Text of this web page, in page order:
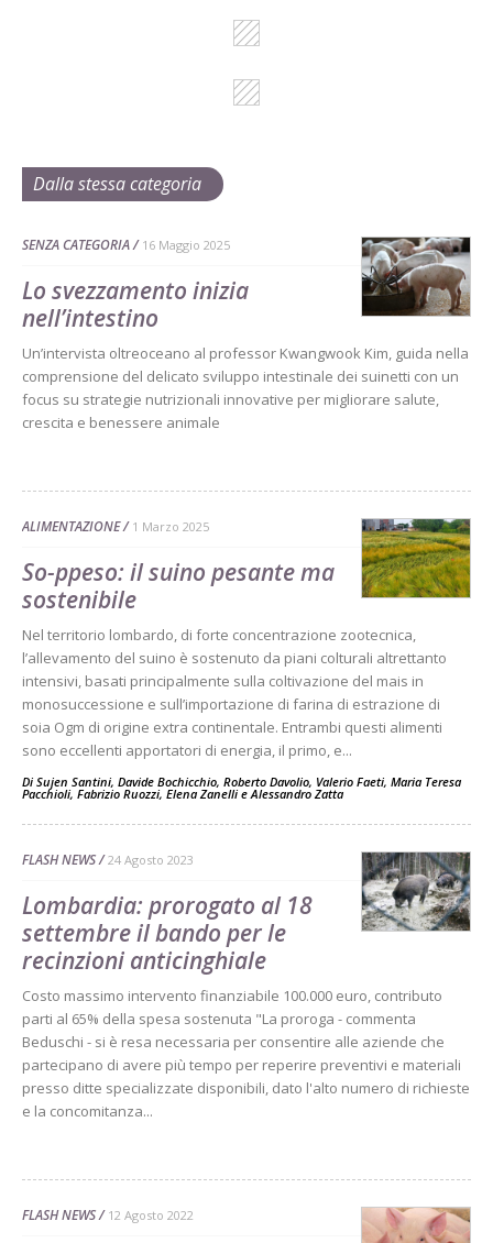
Dalla stessa categoria
SENZA CATEGORIA 16 Maggio 2025
Lo svezzamento inizia
nell’intestino
Un’intervista oltreoceano al professor Kwangwook Kim, guida nella
comprensione del delicato sviluppo intestinale dei suinetti con un
focus su strategie nutrizionali innovative per migliorare salute,
crescita e benessere animale
ALIMENTAZIONE 1 Marzo 2025
So-ppeso: il suino pesante ma
sostenibile
Nel territorio lombardo, di forte concentrazione zootecnica,
l’allevamento del suino è sostenuto da piani colturali altrettanto
intensivi, basati principalmente sulla coltivazione del mais in
monosuccessione e sull’importazione di farina di estrazione di
soia Ogm di origine extra continentale. Entrambi questi alimenti
sono eccellenti apportatori di energia, il primo, e...
Di Sujen Santini, Davide Bochicchio, Roberto Davolio, Valerio Faeti, Maria Teresa
Pacchioli, Fabrizio Ruozzi, Elena Zanelli e Alessandro Zatta
FLASH NEWS 24 Agosto 2023
Lombardia: prorogato al 18
settembre il bando per le
recinzioni anticinghiale
Costo massimo intervento finanziabile 100.000 euro, contributo
parti al 65% della spesa sostenuta "La proroga - commenta
Beduschi - si è resa necessaria per consentire alle aziende che
partecipano di avere più tempo per reperire preventivi e materiali
presso ditte specializzate disponibili, dato l'alto numero di richieste
e la concomitanza...
FLASH NEWS 12 Agosto 2022